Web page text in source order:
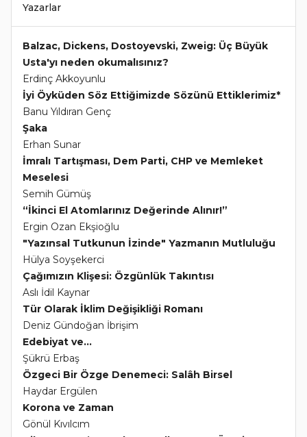
Yazarlar
Balzac, Dickens, Dostoyevski, Zweig: Üç Büyük
Usta'yı neden okumalısınız?
Erdinç Akkoyunlu
İyi Öyküden Söz Ettiğimizde Sözünü Ettiklerimiz*
Banu Yıldıran Genç
Şaka
Erhan Sunar
İmralı Tartışması, Dem Parti, CHP ve Memleket
Meselesi
Semih Gümüş
“İkinci El Atomlarınız Değerinde Alınır!”
Ergin Ozan Ekşioğlu
"Yazınsal Tutkunun İzinde" Yazmanın Mutluluğu
Hülya Soyşekerci
Çağımızın Klişesi: Özgünlük Takıntısı
Aslı İdil Kaynar
Tür Olarak İklim Değişikliği Romanı
Deniz Gündoğan İbrişim
Edebiyat ve...
Şükrü Erbaş
Özgeci Bir Özge Denemeci: Salâh Birsel
Haydar Ergülen
Korona ve Zaman
Gönül Kıvılcım